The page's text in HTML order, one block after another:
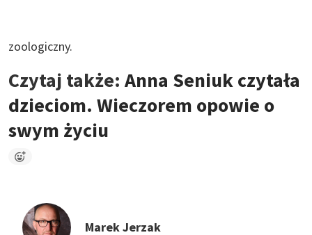
zoologiczny.
Czytaj także: Anna Seniuk czytała
dzieciom. Wieczorem opowie o
swym życiu
Marek Jerzak